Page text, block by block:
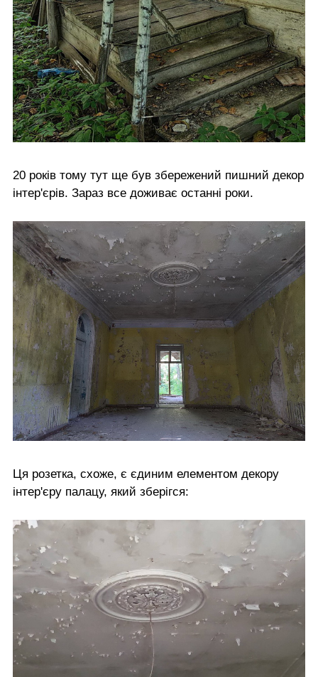
20 років тому тут ще був збережений пишний декор
інтер'єрів. Зараз все доживає останні роки.
Ця розетка, схоже, є єдиним елементом декору
інтер'єру палацу, який зберігся: